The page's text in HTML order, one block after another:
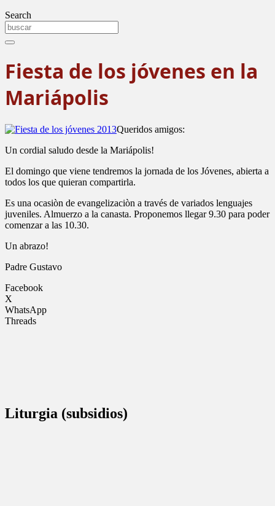
Search
Fiesta de los jóvenes en la
Mariápolis
Queridos amigos:
Un cordial saludo desde la Mariápolis!
El domingo que viene tendremos la jornada de los Jóvenes, abierta a
todos los que quieran compartirla.
Es una ocasiòn de evangelizaciòn a través de variados lenguajes
juveniles. Almuerzo a la canasta. Proponemos llegar 9.30 para poder
comenzar a las 10.30.
Un abrazo!
Padre Gustavo
Facebook
X
WhatsApp
Threads
Liturgia (subsidios)